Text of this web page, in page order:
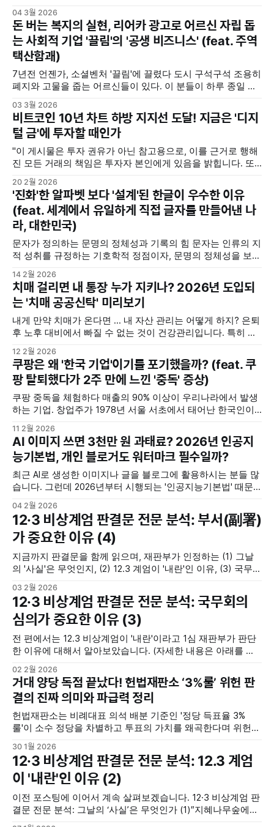
에 지쳐서 다시는 손대지 않겠다고 선언하며, 그만둔 웹 서버
구축과 관리. 일하면서 취미로 만지기에는 너무나 기술 발전이
빨랐고, 그것을 따라잡기에 내 시간과 능력은 턱없이 모자랐
다. 결국 나는 스스로 한계를 느끼며, 텃밭처럼 키워온 알토란
같은 서버를 내렸다.
04 3월 2026
돈 버는 복지의 실현, 리어카 광고로 어르신 자립 돕
는 사회적 기업 '끌림'의 '공생 비즈니스' (feat. 주역
택산함괘)
7년전 언젠가, 소셜벤처 '끌림'에 끌렸다 도시 구석구석 조용히
폐지와 고물을 줍는 어르신들이 있다. 이 분들이 하루 종일 거
리와 골목에서 무거운 폐지를 주워도, 손에 쥐는 돈은 고작 몇
천원, 만원을 넘기 힘들다. 고된 노동과 도로 위의 위험 그리고
최저시급에도 한참 못미치는 수입에도 불구하고, 어르신들을
거리로 나오게 한 것은
03 3월 2026
비트코인 10년 차트 하방 지지선 도달! 지금은 '디지
털 금'에 투자할 때인가
"이 게시물은 투자 권유가 아닌 참고용으로, 이를 근거로 행해
진 모든 거래의 책임은 투자자 본인에게 있음을 밝힙니다. 또
한 모든 투자는 투자자 본인의 판단에 따라 결정되어야 하고,
투자 결과 역시 투자자 본인에게 귀속됨을 명심하시기 바랍니
다." 비트코인은 투자 가치가 있을까 결론부터 말씀드리면, 지
혜나무숲 관점에서 비트코인은 투자 가치가 있다고 봅니다. 비
트코인은 2009년
20 2월 2026
'진화'한 알파벳 보다 '설계'된 한글이 우수한 이유
(feat. 세계에서 유일하게 직접 글자를 만들어낸 나
라, 대한민국)
문자가 정의하는 문명의 정체성과 기록의 힘 문자는 인류의 지
적 성취를 규정하는 기호학적 정점이자, 문명의 정체성을 보존
하고 전승하는 전략적 자산입니다. 인류 문명 곳곳에서 문자가
발명되어 활용되어왔다는 것은 결코 우연이 아닙니다. 그런데
인류사에서 사용된 수많은 문자 중 대다수는 수천 년에 걸쳐
서서히 형태를 갖추어 온 ‘진화의 산물’입니다. 그에 반해 우리
민족의
14 2월 2026
치매 걸리면 내 통장 누가 지키나? 2026년 도입되
는 '치매 공공신탁' 미리보기
내게 만약 치매가 온다면 ... 내 자산 관리는 어떻게 하지? 은퇴
후 노후 대비에서 빠질 수 없는 것이 건강관리입니다. 특히 치
매와 같이 인지능력이 저하되거나, 정상적인 판단이 어려운 상
황이 된다면, 가장 걱정되는 점은 누가 나를 대신하여 경제적
으로 케어해줄 것인가일 것입니다. 가족이 있다면 그래도 낫겠
지만, 가족이 없거나 있더라도 개인적인 사정으로 보살핌이 어
려운 경우,
12 2월 2026
쿠팡은 왜 '한국 기업'이기를 포기했을까? (feat. 쿠
팡 탈퇴했다가 2주 만에 느낀 '중독' 증상)
쿠팡 중독을 체험하다 매출의 90% 이상이 우리나라에서 발생
하는 기업. 창업주가 1978년 서울 서초에서 태어난 한국인이
었던 기업. 세계에서 가장 못살던 한국이 세계 10위권 경제대
국이 되었다면서 회사의 미래 성장성을 한국인의 DNA에 두었
던 기업. 누구나 다 아는 쿠팡(주)의 이야기다. 이처럼 우리나
라와는 뗄레야 뗄 수 없는 쿠팡이라는 회사가 이제는 미국에
상장된 미국법인임을
11 2월 2026
AI 이미지 쓰면 3천만 원 과태료? 2026년 인공지
능기본법, 개인 블로거도 워터마크 필수일까?
최근 AI로 생성한 이미지나 글을 블로그에 활용하시는 분들 많
습니다. 그런데 2026년부터 시행되는 '인공지능기본법' 때문
에 "나도 모르게 법을 어겨서 과태료를 내면 어쩌지?" 하는 불
안감이 커지고 있습니다. 특히 'AI 생성물 워터마크 의무화' 소
식에 수천만 원의 과태료가 언급되면서 개인 블로거분들의 근
심과 우려가 큽니다. 지혜나무숲 역시 해당하는 문제여서
04 2월 2026
12·3 비상계엄 판결문 전문 분석: 부서(副署)
가 중요한 이유 (4)
지금까지 판결문을 함께 읽으며, 재판부가 인정하는 (1) 그날
의 '사실'은 무엇인지, (2) 12.3 계엄이 '내란'인 이유, (3) 국무회
의 심의가 중요한 이유에 대해서 알아보았습니다. 재판부는 한
덕수 전 총리(이하 피고인)의 행위 중에서 국무위원 부서 관련
외관 형성 시도를 내란 중요 임무 종사 내용으로 인정하고
03 2월 2026
12·3 비상계엄 판결문 전문 분석: 국무회의
심의가 중요한 이유 (3)
전 편에서는 12.3 비상계엄이 '내란'이라고 1심 재판부가 판단
한 이유에 대해서 알아보았습니다. (자세한 내용은 아래를 참
조하세요) 12·3 비상계엄 판결문 전문 분석: 12.3 계엄이 ‘내
란’인 이유 (2)12·3 비상계엄 1심 판결문 전문 분석을 통해 내란
죄 성립의 핵심 이유를 살펴봅니다. 형법 제87조(내란)와 제91
조(
02 2월 2026
거대 양당 독점 끝났다! 헌법재판소 ‘3%룰’ 위헌 판
결의 진짜 의미와 파급력 정리
헌법재판소는 비례대표 의석 배분 기준인 '정당 득표율 3%
룰'이 소수 정당을 차별하고 투표의 가치를 왜곡한다며 위헌
결정을 내렸습니다. 이에 따라 해당 조항은 즉시 효력을 상실
하며, 2028년 제23대 총선부터는 1%대 득표율로도 의석 확보
가 가능해져 군소 정당의 원내 진입이 늘어날 전망입니다. 다
30 1월 2026
12·3 비상계엄 판결문 전문 분석: 12.3 계엄
이 '내란'인 이유 (2)
이전 포스팅에 이어서 계속 살펴보겠습니다. 12·3 비상계엄 판
결문 전문 분석: 그날의 ‘사실’은 무엇인가 (1)″지혜나무숲에서
12·3 비상계엄 내란 사건 1심 판결문을 함께 읽어봅니다. 5·17